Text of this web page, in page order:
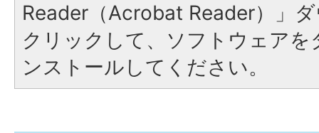
Reader（Acrobat Reader）」
クリックして、ソフトウェア
ンストールしてください。